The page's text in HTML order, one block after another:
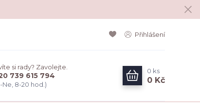
Přihlášení
si rady? Zavolejte.
739 615 794
Ne, 8-20 hod.)
0 ks
0 Kč